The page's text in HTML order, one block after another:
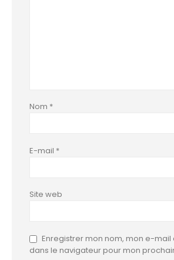
Nom *
E-mail *
Site web
Enregistrer mon nom, mon e-mail
dans le navigateur pour mon